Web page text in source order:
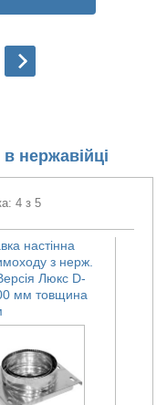
нержавійці
4 з 5
настінна
з нерж.
Люкс D-
мм товщина